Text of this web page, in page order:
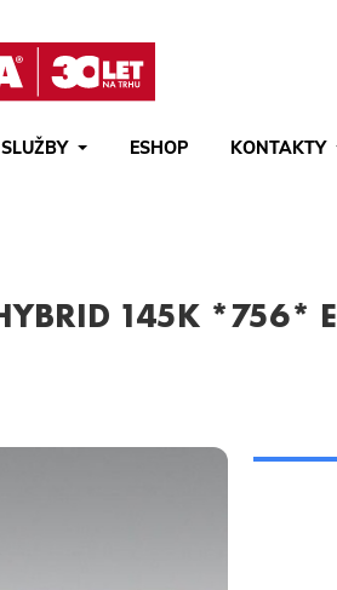
SLUŽBY ESHOP
KONTAKTY
145K *756* E